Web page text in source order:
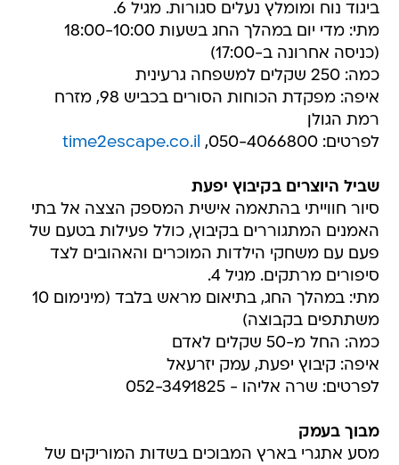
ביגוד נוח ומומלץ נעלים סגורות. מגיל 6.
מתי: מדי יום במהלך החג בשעות 18:00-10:00
(כניסה אחרונה ב-17:00)
כמה: 250 שקלים למשפחה גרעינית
איפה: מפקדת הכוחות הסורים בכביש 98, מזרח
רמת הגולן
לפרטים: 050-4066800,
time2escape.co.il
שביל היוצרים בקיבוץ יפעת
סיור חווייתי בהתאמה אישית המספק הצצה אל בתי
האמנים המתגוררים בקיבוץ, כולל פעילות בטעם של
פעם עם משחקי הילדות המוכרים והאהובים לצד
סיפורים מרתקים. מגיל 4.
מתי: במהלך החג, בתיאום מראש בלבד (מינימום 10
משתתפים בקבוצה)
כמה: החל מ-50 שקלים לאדם
איפה: קיבוץ יפעת, עמק יזרעאל
לפרטים: שרה אליהו - 052-3491825
מבוך בעמק
מסע אתגרי בארץ המבוכים בשדות המוריקים של